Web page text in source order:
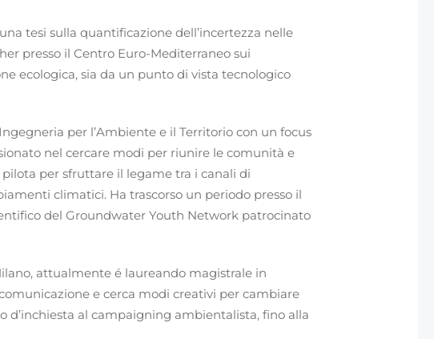
tesi sulla quantificazione dell’incertezza nelle
presso il Centro Euro-Mediterraneo sui
ecologica, sia da un punto di vista tecnologico
per l’Ambiente e il Territorio con un focus
nel cercare modi per riunire le comunità e
per sfruttare il legame tra i canali di
climatici. Ha trascorso un periodo presso il
del Groundwater Youth Network patrocinato
attualmente é laureando magistrale in
e cerca modi creativi per cambiare
d’inchiesta al campaigning ambientalista, fino alla